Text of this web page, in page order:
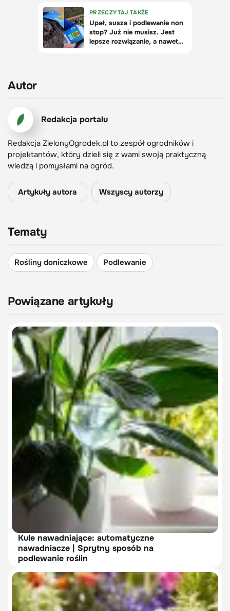
Autor
Redakcja portalu
Redakcja ZielonyOgrodek.pl to zespół ogrodników i
projektantów, który dzieli się z wami swoją praktyczną
wiedzą i pomysłami na ogród.
Artykuły autora Wszyscy autorzy
Tematy
Rośliny doniczkowe Podlewanie
Powiązane artykuły
Kule nawadniające: automatyczne
nawadniacze | Sprytny sposób na
podlewanie roślin